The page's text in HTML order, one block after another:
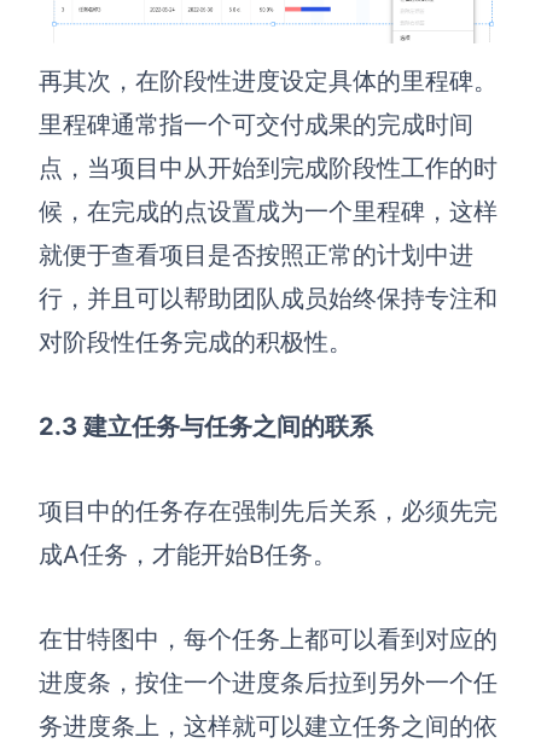
再其次 ， 在阶段性进度设定具体的里程碑。
里程碑通常指一个可交付成果的完成时间
点，当项目中从开始到完成阶段性工作的时
候，在完成的点设置成为一个里程碑，这样
就便于查看项目是否按照正常的计划中进
行，并且可以帮助团队成员始终保持专注和
对阶段性任务完成的积极性。
2.3 建立任务与任务之间的联系
项目中的任务存在强制先后关系，必须先完
成A任务，才能开始B任务。
在甘特图中，每个任务上都可以看到对应的
进度条，按住一个进度条后拉到另外一个任
务进度条上，这样就可以建立任务之间的依